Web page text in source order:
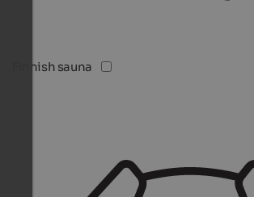
Finnish sauna